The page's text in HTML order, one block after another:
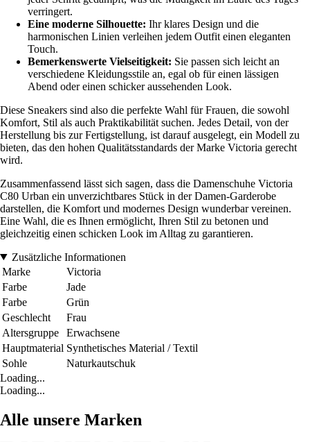
verringert.
Eine moderne Silhouette: Ihr klares Design und die
harmonischen Linien verleihen jedem Outfit einen eleganten
Touch.
Bemerkenswerte Vielseitigkeit: Sie passen sich leicht an
verschiedene Kleidungsstile an, egal ob für einen lässigen
Abend oder einen schicker aussehenden Look.
Diese Sneakers sind also die perfekte Wahl für Frauen, die sowohl
Komfort, Stil als auch Praktikabilität suchen. Jedes Detail, von der
Herstellung bis zur Fertigstellung, ist darauf ausgelegt, ein Modell zu
bieten, das den hohen Qualitätsstandards der Marke Victoria gerecht
wird.
Zusammenfassend lässt sich sagen, dass die Damenschuhe Victoria
C80 Urban ein unverzichtbares Stück in der Damen-Garderobe
darstellen, die Komfort und modernes Design wunderbar vereinen.
Eine Wahl, die es Ihnen ermöglicht, Ihren Stil zu betonen und
gleichzeitig einen schicken Look im Alltag zu garantieren.
Zusätzliche Informationen
Marke
Victoria
Farbe
Jade
Farbe
Grün
Geschlecht
Frau
Altersgruppe
Erwachsene
Hauptmaterial Synthetisches Material / Textil
Sohle
Naturkautschuk
Loading...
Loading...
Alle unsere Marken